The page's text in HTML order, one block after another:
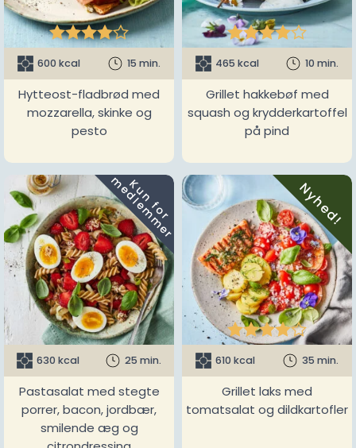

600 kcal 15 min.
Hytteost-fladbrød med
mozzarella, skinke og
pesto

465 kcal 10 min.
Grillet hakkebøf med
squash og krydderkartoffel
på pind
K
u
n
f
o
r
m
e
d
l
e
m
m
e
r
630 kcal 25 min.
Pastasalat med stegte
porrer, bacon, jordbær,
smilende æg og
Nyhed!

610 kcal 35 min.
Grillet laks med
tomatsalat og dildkartofler